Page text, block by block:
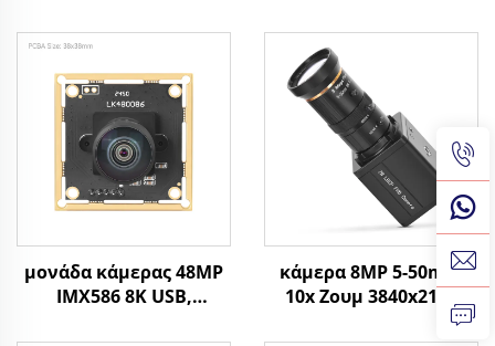
μονάδα κάμερας 48MP
IMX586 8K USB,
κάμερα 8MP 5-50mm
10x Ζουμ 3840x2160
30fps Βιομηχανική